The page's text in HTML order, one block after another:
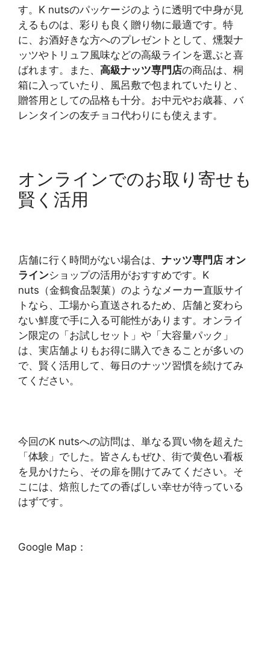
す。K nutsのパッケージのように透明で中身が見
えるものは、彩りも良く贈り物に最適です。特
に、お酒好きな方へのプレゼントとして、燻製ナ
ッツやトリュフ風味などの高級ラインを選ぶと喜
ばれます。また、 高級ナッツ専門店の商品は、桐
箱に入っていたり、風呂敷で包まれていたりと、
贈答用としての品格も十分。お中元やお歳暮、バ
レンタインの友チョコ代わりにも使えます。
オンラインでのお取り寄せも
賢く活用
店舗に行く時間がない場合は、 ナッツ専門店 オン
ラインショップの活用がおすすめです。K
nuts（金鶴食品製菓）のようなメーカー直販サイ
トなら、工場から直送されるため、店舗と変わら
ない鮮度で手に入る可能性があります。オンライ
ン限定の「お試しセット」や「大容量パック」
は、実店舗よりもお得に購入できることが多いの
で、賢く活用して、毎日のナッツ習慣を続けてみ
てください。
今回のK nutsへの訪問は、単なる買い物を超えた
「体験」でした。皆さんもぜひ、街で黄色い看板
を見かけたら、その扉を開けてみてください。そ
こには、焙煎したての香ばしい幸せが待っている
はずです。
Google Map：